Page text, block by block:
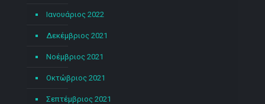
Ιανουάριος 2022
Δεκέμβριος 2021
Νοέμβριος 2021
Οκτώβριος 2021
Σεπτέμβριος 2021